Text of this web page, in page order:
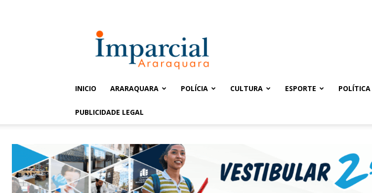
Imparcial
INICIO ARARAQUARA POLÍCIA CULTURA ESPORTE POLÍTICA
PUBLICIDADE LEGAL